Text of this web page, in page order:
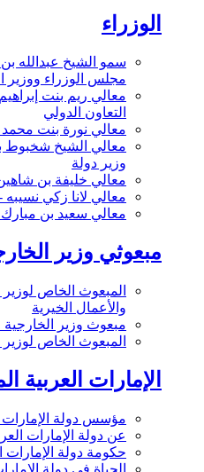
الوزراء
سمو الشيخ عبدالله
مجلس الوزراء ووزير
معالي ريم بنت
التعاون الدولي
معالي نورة بنت محمد
معالي الشيخ شخبوط
وزير دولة
معالي خليفة بن
معالي لانا زكي نسيبه
معالي سعيد بن مبارك
مبعوثي وزير
المبعوث الخاص
والأعمال الخيرية
مبعوث وزير
المبعوث الخاص
الإمارات العربية
مؤسس دولة الإمارات
عن دولة الإمارات
حكومة دولة الإمارات
الحياة في دولة